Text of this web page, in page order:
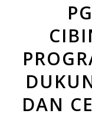
DAN